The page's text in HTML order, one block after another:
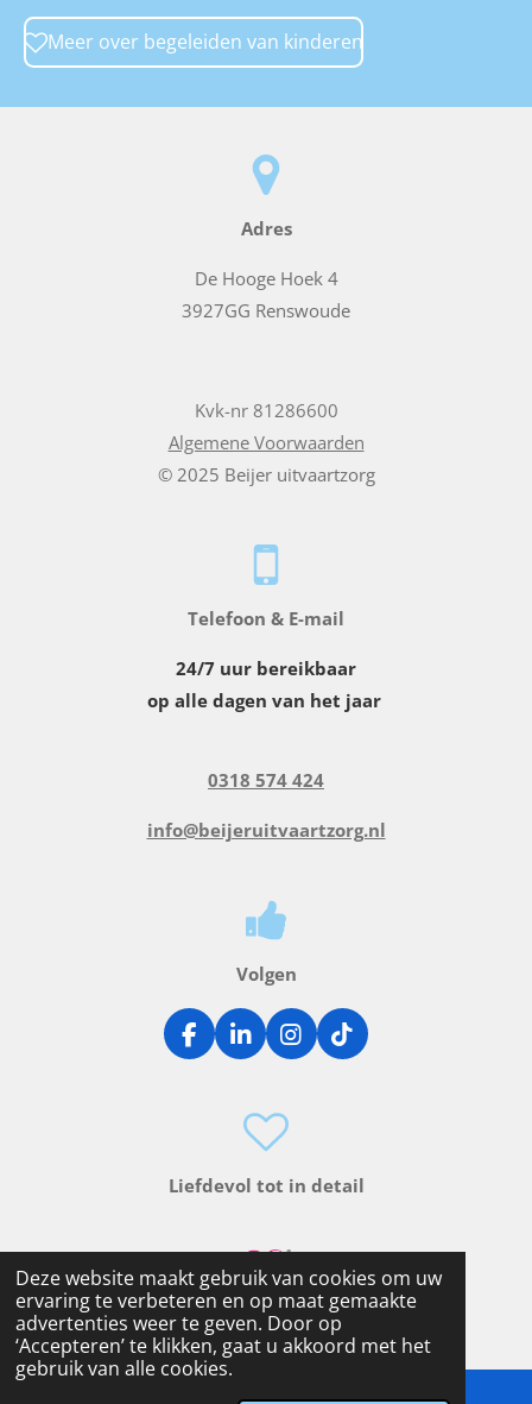
Deze website maakt gebruik van cookies om uw
ervaring te verbeteren en op maat gemaakte
advertenties weer te geven. Door op
‘Accepteren’ te klikken, gaat u akkoord met het
gebruik van alle cookies.
Meer over begeleiden van kinderen
Adres
De Hooge Hoek 4
3927GG Renswoude
Kvk-nr 81286600
Algemene Voorwaarden
© 2025 Beijer uitvaartzorg
Telefoon & E-mail
24/7 uur bereikbaar
op alle dagen van het jaar
0318 574 424
info@beijeruitvaartzorg.nl
Volgen
F
a
o
k
L
i
k
e
I
n
I
n
r
a
T
i
Liefdevol tot in detail